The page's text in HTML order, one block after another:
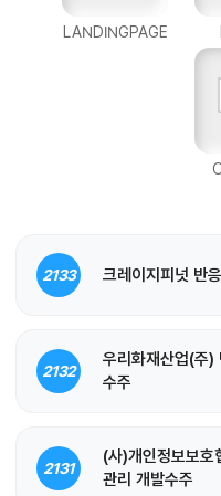
LANDINGPAGE
2133 크레이지피넛 반
2132
우리화재산업(주)
수주
2131
(사)개인정보보호
관리 개발수주